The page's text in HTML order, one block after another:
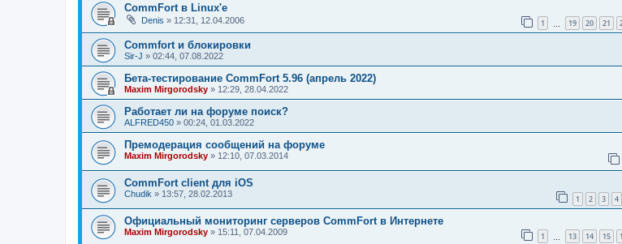
CommFort в Linux'е
Denis » 12:31, 12.04.2006 1 19 20 21
Сommfort и блокировки
Sir-J » 02:44, 07.08.2022
Бета-тестирование CommFort 5.96 (апрель 2022)
Maxim Mirgorodsky » 12:29, 28.04.2022
Работает ли на форуме поиск?
ALFRED450 » 00:24, 01.03.2022
Премодерация сообщений на форуме
Maxim Mirgorodsky » 12:10, 07.03.2014
CommFort client для iOS
Chudik » 13:57, 28.02.2013 1 2 3 4
Официальный мониторинг серверов CommFort в Интернете
Maxim Mirgorodsky » 15:11, 07.04.2009 1 13 14 15